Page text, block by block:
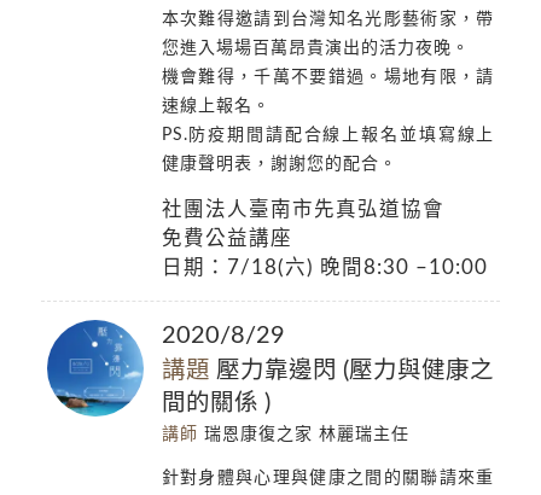
本次難得邀請到台灣知名光彫藝術家，帶
您進入場場百萬昂貴演出的活力夜晚。
機會難得，千萬不要錯過。場地有限，請
速線上報名。
PS.防疫期間請配合線上報名並填寫線上
健康聲明表，謝謝您的配合。
社團法人臺南市先真弘道協會
免費公益講座
日期：7/18(六) 晚間8:30 –10:00
講題 壓力靠邊閃 (壓力與健康之
間的關係 )
2020/8/29
講師 瑞恩康復之家 林麗瑞主任
針對身體與心理與健康之間的關聯請來重